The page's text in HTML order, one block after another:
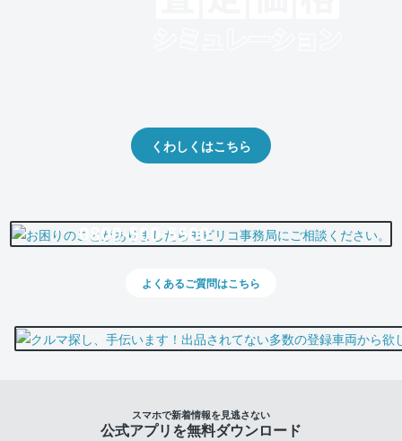
くわしくはこちら
0800-500-5500
よくあるご質問はこちら
スマホで新着情報を見逃さない
公式アプリを無料ダウンロード